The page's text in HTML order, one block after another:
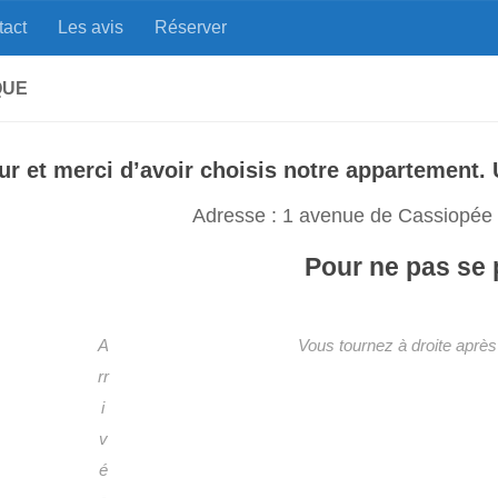
- Cap d'Agde
Les avis Réserver
et merci d’avoir choisis notre
Adresse : 1 avenue de Cassiopée
Pour ne pas se
A
rr
i
v
é
Vous tournez à droite